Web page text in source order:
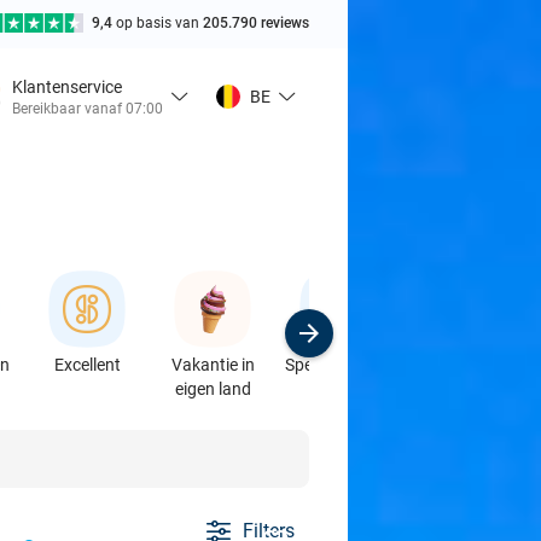
9,4 op basis van 205.790 reviews
Klantenservice
Bereikbaar vanaf 07:00
BE
Excellent
Vakantie in
eigen land
Speciaalzaken
Filters